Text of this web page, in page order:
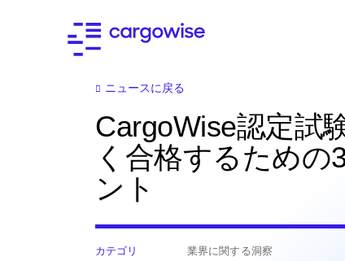
ニュースに戻る
CargoWise認定試
く合格するための
ント
カテゴリ
業界に関する洞察